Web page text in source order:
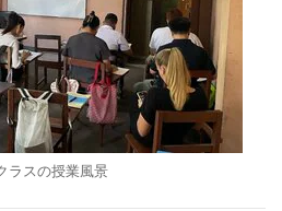
ラスの授業風景